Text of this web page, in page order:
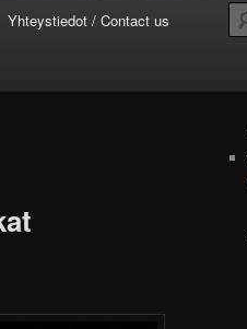
Yhteystiedot / Contact us